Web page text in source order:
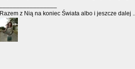
Razem z Nią na koniec Świata albo i jeszcze dalej